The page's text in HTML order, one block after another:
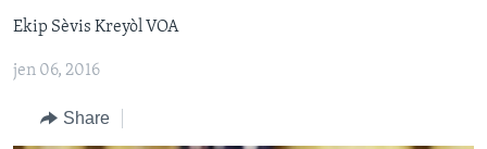
main
Navigation
Skip
Search
VIDEO
FLASHPOINT IKRÈN
Learning English
Ekip Sèvis Kreyòl VOA
jen 06, 2016
Share